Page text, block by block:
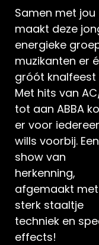
Samen met jou
maakt deze
energieke
muzikanten er
gróót knalfeest
Met hits van
tot aan ABBA
er voor
wills voorbij. Een
show van
herkenning,
afgemaakt
sterk staaltje
techniek en
effects!